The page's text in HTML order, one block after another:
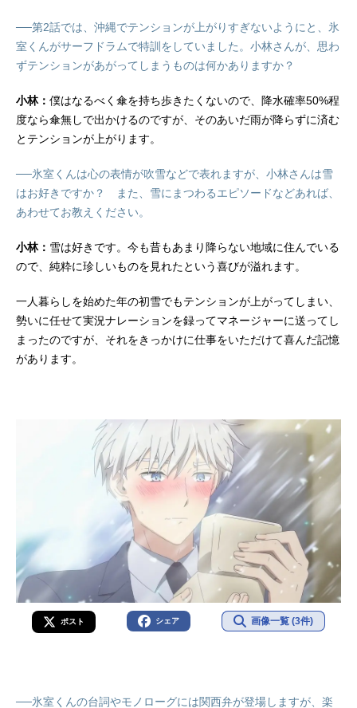
──第2話では、沖縄でテンションが上がりすぎないようにと、氷
室くんがサーフドラムで特訓をしていました。小林さんが、思わ
ずテンションがあがってしまうものは何かありますか？
小林： 僕はなるべく傘を持ち歩きたくないので、降水確率50%程
度なら傘無しで出かけるのですが、そのあいだ雨が降らずに済む
とテンションが上がります。
──氷室くんは心の表情が吹雪などで表れますが、小林さんは雪
はお好きですか？ また、雪にまつわるエピソードなどあれば、
あわせてお教えください。
小林： 雪は好きです。今も昔もあまり降らない地域に住んでいる
ので、純粋に珍しいものを見れたという喜びが溢れます。
一人暮らしを始めた年の初雪でもテンションが上がってしまい、
勢いに任せて実況ナレーションを録ってマネージャーに送ってし
まったのですが、それをきっかけに仕事をいただけて喜んだ記憶
があります。
ポスト シェア 画像一覧 (3件)
──氷室くんの台詞やモノローグには関西弁が登場しますが、楽